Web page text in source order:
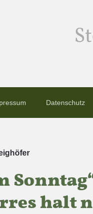
Datenschutz
halt